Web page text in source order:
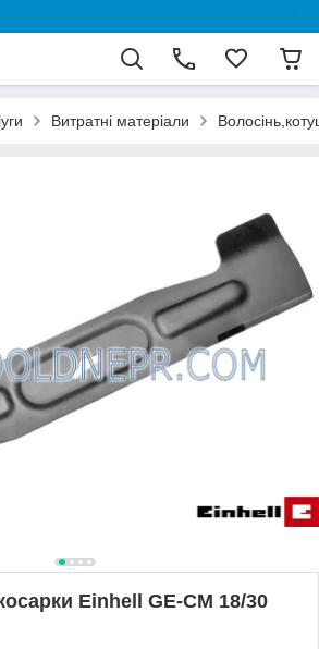
Витратні матеріали
Einhell GE-CM 18/30